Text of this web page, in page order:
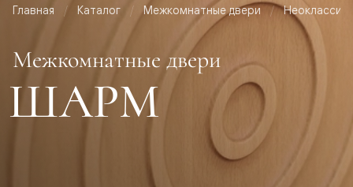
Главная Каталог Межкомнатные двери Неоклассика
Межкомнатные двери
ШАРМ